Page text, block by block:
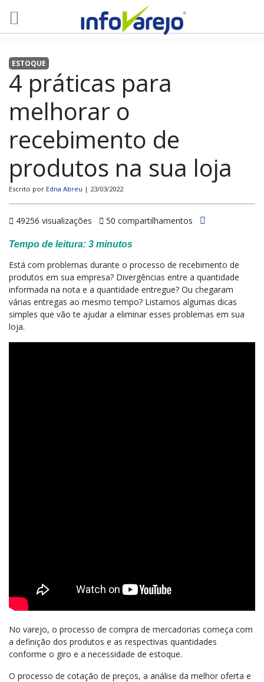
ESTOQUE
4 práticas para
melhorar o
recebimento de
produtos na sua loja
Escrito por Edna Abreu | 23/03/2022
49256 visualizações 50 compartilhamentos
Tempo de leitura: 3 minutos
Está com problemas durante o processo de recebimento de
produtos em sua empresa? Divergências entre a quantidade
informada na nota e a quantidade entregue? Ou chegaram
várias entregas ao mesmo tempo? Listamos algumas dicas
simples que vão te ajudar a eliminar esses problemas em sua
loja.
No varejo, o processo de compra de mercadorias começa com
a definição dos produtos e as respectivas quantidades
conforme o giro e a necessidade de estoque.
O processo de cotação de preços, a análise da melhor oferta e